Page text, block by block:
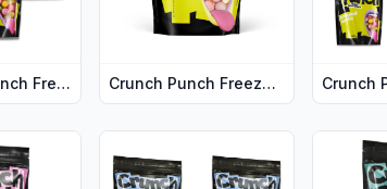
3 x Crunch Punch Freeze-Dried Tropical Burst 200 g Crunch Punch Freeze-Dried Tropical Burst 150 g
for produktet "Crunch Punch Freeze-Dried
Vis flere detaljer for produktet "3 x
Vis